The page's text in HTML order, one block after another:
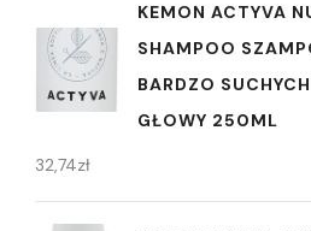
KEMON ACTYVA
SHAMPOO
BARDZO
GŁOWY 250ML
32,74zł